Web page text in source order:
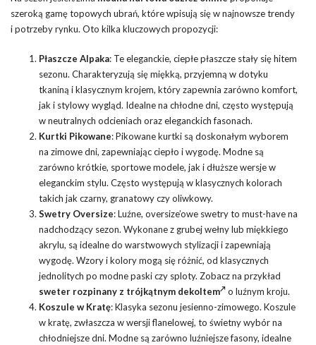
szeroką gamę topowych ubrań, które wpisują się w najnowsze trendy
i potrzeby rynku. Oto kilka kluczowych propozycji:
Płaszcze Alpaka: Te eleganckie, ciepłe płaszcze stały się hitem
sezonu. Charakteryzują się miękką, przyjemną w dotyku
tkaniną i klasycznym krojem, który zapewnia zarówno komfort,
jak i stylowy wygląd. Idealne na chłodne dni, często występują
w neutralnych odcieniach oraz eleganckich fasonach.
Kurtki Pikowane: Pikowane kurtki są doskonałym wyborem
na zimowe dni, zapewniając ciepło i wygodę. Modne są
zarówno krótkie, sportowe modele, jak i dłuższe wersje w
eleganckim stylu. Często występują w klasycznych kolorach
takich jak czarny, granatowy czy oliwkowy.
Swetry Oversize: Luźne, oversize’owe swetry to must-have na
nadchodzący sezon. Wykonane z grubej wełny lub miękkiego
akrylu, są idealne do warstwowych stylizacji i zapewniają
wygodę. Wzory i kolory mogą się różnić, od klasycznych
jednolitych po modne paski czy sploty. Zobacz na przykład
sweter rozpinany z trójkątnym dekoltem
o luźnym kroju.
Koszule w Kratę: Klasyka sezonu jesienno-zimowego. Koszule
w kratę, zwłaszcza w wersji flanelowej, to świetny wybór na
chłodniejsze dni. Modne są zarówno luźniejsze fasony, idealne